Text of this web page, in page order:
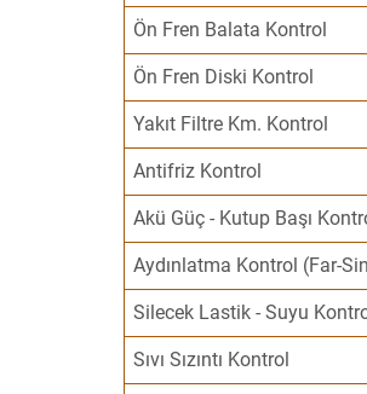
Ön Fren Balata Kontrol
Ön Fren Diski Kontrol
Yakıt Filtre Km. Kontrol
Antifriz Kontrol
Akü Güç - Kutup Başı
Aydınlatma Kontrol (Far-
Silecek Lastik - Suyu
Sıvı Sızıntı Kontrol